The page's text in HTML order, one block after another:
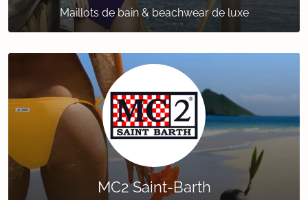
Maillots de bain & beachwear de luxe
MC2 Saint-Barth